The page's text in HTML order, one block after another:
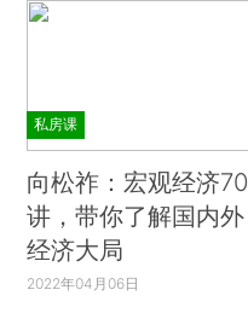
私房课
向松祚：宏观经济70
讲，带你了解国内外
经济大局
2022年04月06日